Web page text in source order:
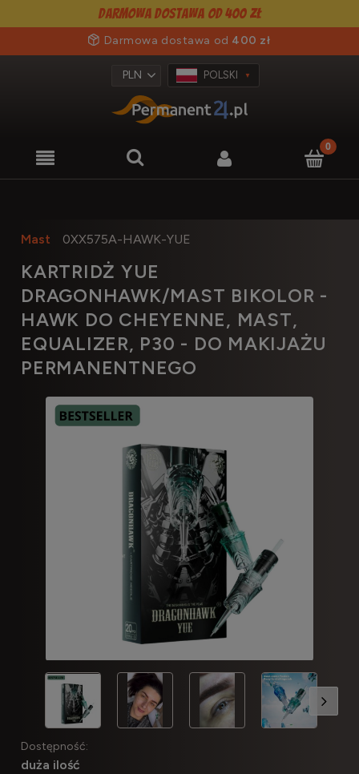
Darmowa dostawa od 400 zł
Darmowa dostawa od 400 zł
POLSKI
Mast 0XX575A-HAWK-YUE
KARTRIDŻ YUE
DRAGONHAWK/MAST BIKOLOR -
HAWK DO CHEYENNE, MAST,
EQUALIZER, P30 - DO MAKIJAŻU
PERMANENTNEGO
Dostępność:
duża ilość